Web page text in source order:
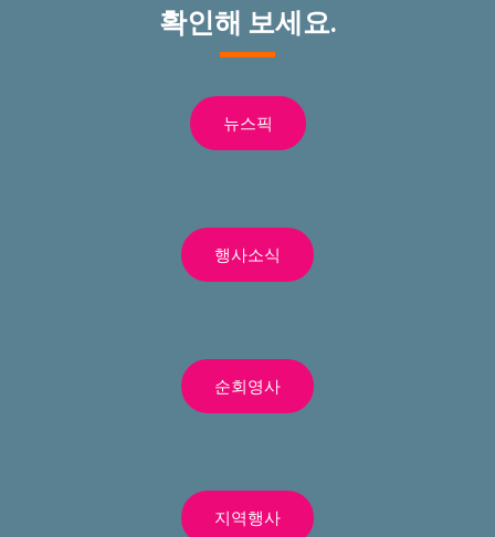
확인해 보세요.
뉴스픽
행사소식
순회영사
지역행사